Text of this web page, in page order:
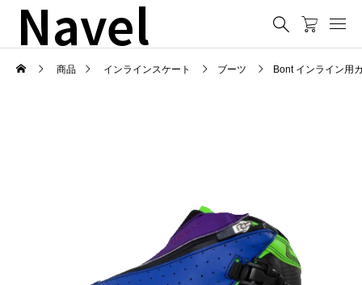
Navel
商品 インラインスケート ブーツ Bont インライン用